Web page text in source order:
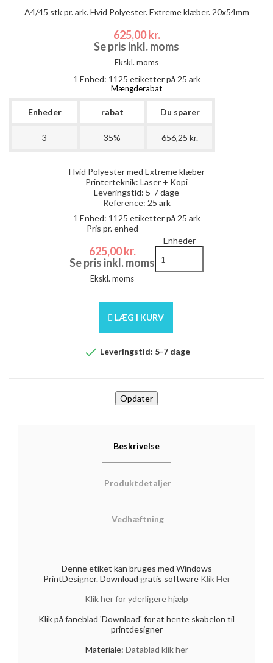
A4/45 stk pr. ark. Hvid Polyester. Extreme klæber. 20x54mm
625,00 kr.
Se pris inkl. moms
Ekskl. moms
1 Enhed: 1125 etiketter på 25 ark
Mængderabat
Enheder rabat Du sparer
3 35% 656,25 kr.
Hvid Polyester med Extreme klæber
Printerteknik: Laser + Kopi
Leveringstid: 5-7 dage
Reference: 25 ark
1 Enhed: 1125 etiketter på 25 ark
Pris pr. enhed
625,00 kr.
Se pris inkl. moms
Ekskl. moms
Enheder
LÆG I KURV
 Leveringstid: 5-7 dage
Beskrivelse
Produktdetaljer
Vedhæftning
Denne etiket kan bruges med Windows
PrintDesigner. Download gratis software Klik Her
Klik her for yderligere hjælp
Klik på faneblad 'Download' for at hente skabelon til
printdesigner
Materiale: Datablad klik her